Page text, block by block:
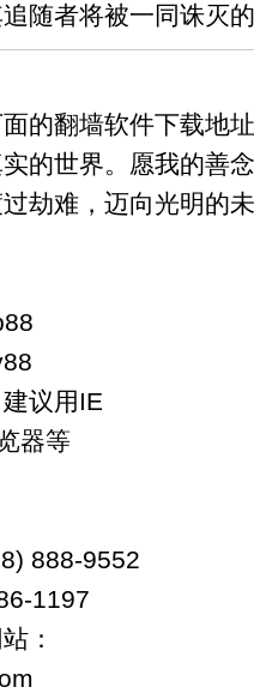
随者将被一同诛灭
的翻墙软件下载地
的世界。愿我的善
劫难，迈向光明的
议用IE
器等
888-9552
1197
：